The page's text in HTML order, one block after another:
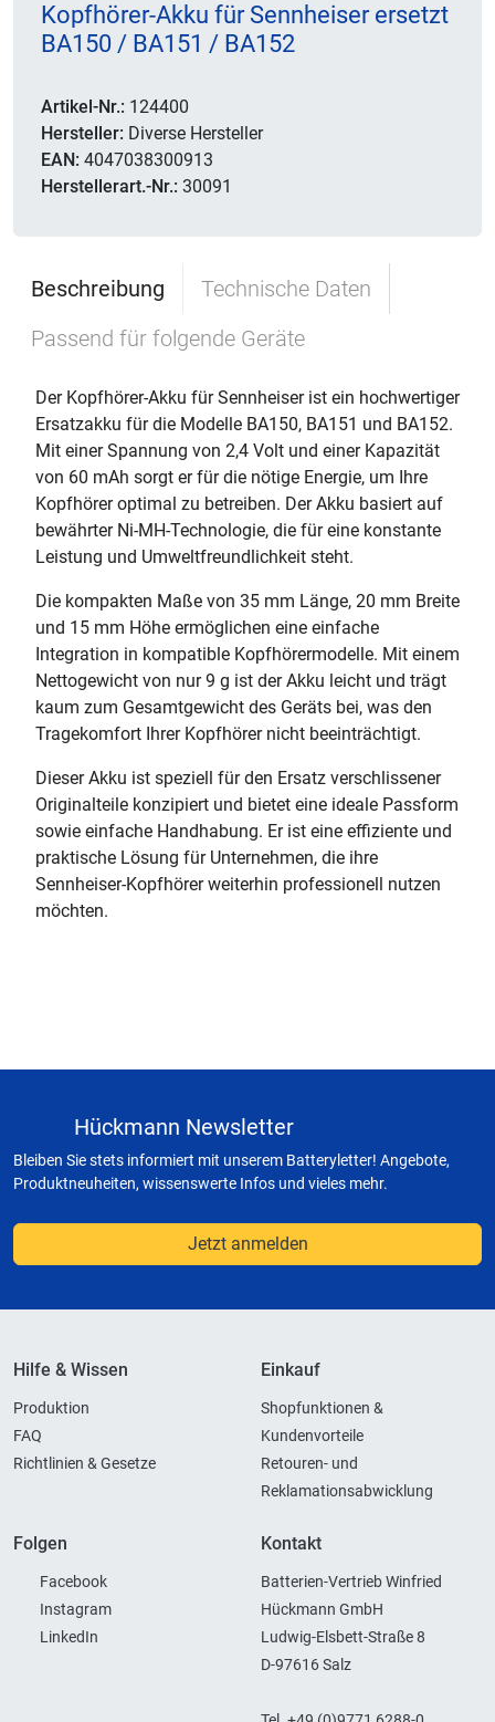
Kopfhörer-Akku für Sennheiser ersetzt
BA150 / BA151 / BA152
Artikel-Nr.: 124400
Hersteller: Diverse Hersteller
EAN: 4047038300913
Herstellerart.-Nr.: 30091
Beschreibung
Technische Daten
Passend für folgende Geräte
Der Kopfhörer-Akku für Sennheiser ist ein hochwertiger
Ersatzakku für die Modelle BA150, BA151 und BA152.
Mit einer Spannung von 2,4 Volt und einer Kapazität
von 60 mAh sorgt er für die nötige Energie, um Ihre
Kopfhörer optimal zu betreiben. Der Akku basiert auf
bewährter Ni-MH-Technologie, die für eine konstante
Leistung und Umweltfreundlichkeit steht.
Die kompakten Maße von 35 mm Länge, 20 mm Breite
und 15 mm Höhe ermöglichen eine einfache
Integration in kompatible Kopfhörermodelle. Mit einem
Nettogewicht von nur 9 g ist der Akku leicht und trägt
kaum zum Gesamtgewicht des Geräts bei, was den
Tragekomfort Ihrer Kopfhörer nicht beeinträchtigt.
Dieser Akku ist speziell für den Ersatz verschlissener
Originalteile konzipiert und bietet eine ideale Passform
sowie einfache Handhabung. Er ist eine effiziente und
praktische Lösung für Unternehmen, die ihre
Sennheiser-Kopfhörer weiterhin professionell nutzen
möchten.
Hückmann Newsletter
Bleiben Sie stets informiert mit unserem Batteryletter! Angebote,
Produktneuheiten, wissenswerte Infos und vieles mehr.
Jetzt anmelden
Hilfe & Wissen
Produktion
FAQ
Richtlinien & Gesetze
Einkauf
Shopfunktionen &
Kundenvorteile
Retouren- und
Reklamationsabwicklung
Folgen
Facebook
Instagram
LinkedIn
Kontakt
Batterien-Vertrieb Winfried
Hückmann GmbH
Ludwig-Elsbett-Straße 8
D-97616 Salz